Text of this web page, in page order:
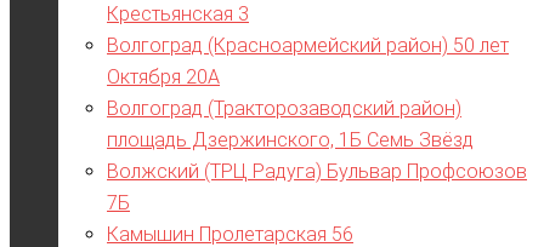
Крестьянская 3
Волгоград (Красноармейский район) 50 лет
Октября 20А
Волгоград (Тракторозаводский район)
площадь Дзержинского, 1Б Семь Звёзд
Волжский (ТРЦ Радуга) Бульвар Профсоюзов
7Б
Камышин Пролетарская 56